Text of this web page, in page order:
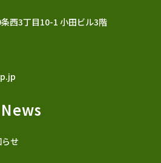
西3丁目10-1 小田ビル3階
せ